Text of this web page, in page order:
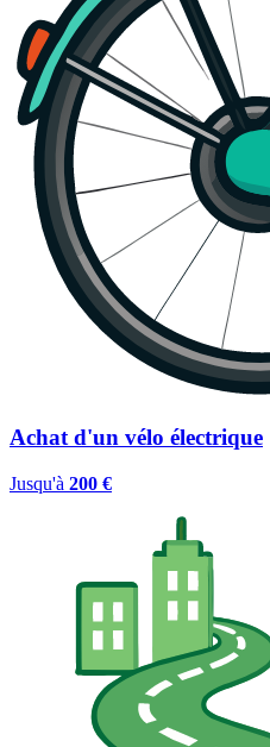
Achat d'un vélo électrique
Jusqu'à 200 €